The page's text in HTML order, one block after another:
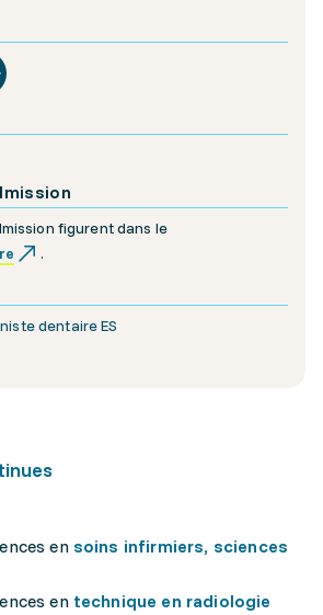
figurent dans le
.
dentaire ES
en soins infirmiers, sciences
en technique en radiologie